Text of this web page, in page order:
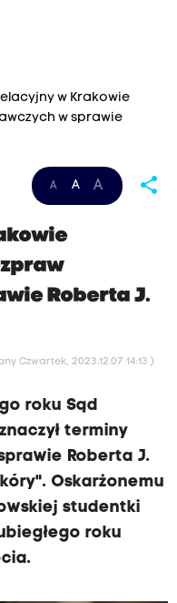
w Krakowie
w sprawie
A A A share
Roberta J.
Czwartek, 2023.12.07 14:13 )
roku Sąd
terminy
Roberta J.
Oskarżonemu
studentki
roku